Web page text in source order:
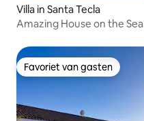
Villa in Santa Tecla
Amazing House on the Sea
Favoriet van gasten
Favoriet van gasten